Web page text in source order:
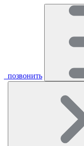
позвонить